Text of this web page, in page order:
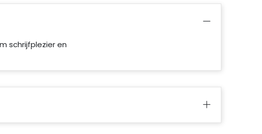
schrijfplezier en